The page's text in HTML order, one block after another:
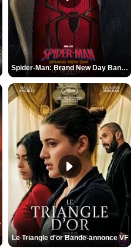
Spider-Man: Brand New Day Bande-annonce VO STFR
Le Triangle d'or Bande-annonce VF